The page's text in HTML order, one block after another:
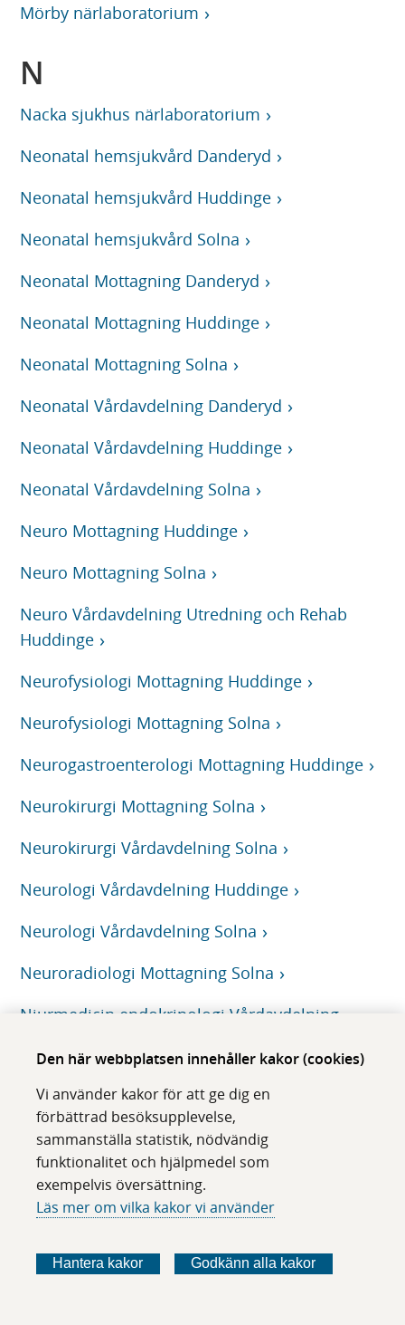
Den här webbplatsen innehåller kakor (cookies)
Vi använder kakor för att ge dig en
förbättrad besöksupplevelse,
sammanställa statistik, nödvändig
funktionalitet och hjälpmedel som
exempelvis översättning.
Läs mer om vilka kakor vi använder
Hantera kakor Godkänn alla kakor
Mörby närlaboratorium
N
Nacka sjukhus närlaboratorium
Neonatal hemsjukvård Danderyd
Neonatal hemsjukvård Huddinge
Neonatal hemsjukvård Solna
Neonatal Mottagning Danderyd
Neonatal Mottagning Huddinge
Neonatal Mottagning Solna
Neonatal Vårdavdelning Danderyd
Neonatal Vårdavdelning Huddinge
Neonatal Vårdavdelning Solna
Neuro Mottagning Huddinge
Neuro Mottagning Solna
Neuro Vårdavdelning Utredning och Rehab
Huddinge
Neurofysiologi Mottagning Huddinge
Neurofysiologi Mottagning Solna
Neurogastroenterologi Mottagning Huddinge
Neurokirurgi Mottagning Solna
Neurokirurgi Vårdavdelning Solna
Neurologi Vårdavdelning Huddinge
Neurologi Vårdavdelning Solna
Neuroradiologi Mottagning Solna
Njurmedicin endokrinologi Vårdavdelning
Njurmedicin Mottagning Huddinge
Njurmedicin Mottagning Rosenlund
Njursten Dagvård Huddinge
Norrtälje provtagningscentral